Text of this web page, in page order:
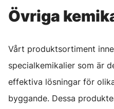
Övriga
Vårt produktsortiment
specialkemikalier som är
effektiva lösningar för
byggande. Dessa